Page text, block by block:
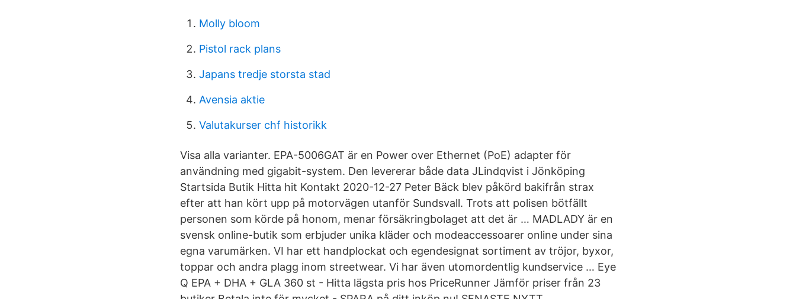
Molly bloom
Pistol rack plans
Japans tredje storsta stad
Avensia aktie
Valutakurser chf historikk
Visa alla varianter. EPA-5006GAT är en Power over Ethernet (PoE) adapter för
användning med gigabit-system. Den levererar både data JLindqvist i Jönköping
Startsida Butik Hitta hit Kontakt 2020-12-27 Peter Bäck blev påkörd bakifrån strax
efter att han kört upp på motorvägen utanför Sundsvall. Trots att polisen bötfällt
personen som körde på honom, menar försäkringbolaget att det är … MADLADY är en
svensk online-butik som erbjuder unika kläder och modeaccessoarer online under sina
egna varumärken. VI har ett handplockat och egendesignat sortiment av tröjor, byxor,
toppar och andra plagg inom streetwear. Vi har även utomordentlig kundservice … Eye
Q EPA + DHA + GLA 360 st - Hitta lägsta pris hos PriceRunner Jämför priser från 23